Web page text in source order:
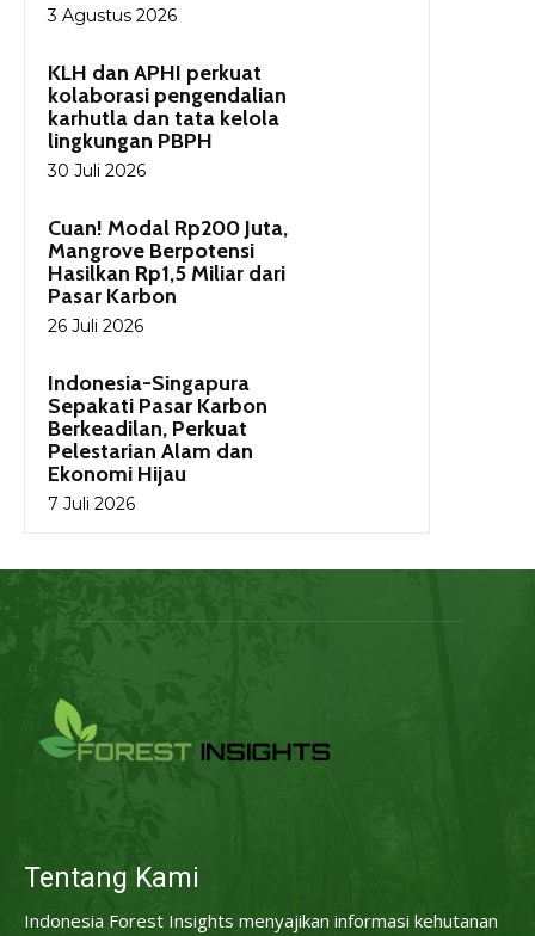
3 Agustus 2026
KLH dan APHI perkuat
kolaborasi pengendalian
karhutla dan tata kelola
lingkungan PBPH
30 Juli 2026
Cuan! Modal Rp200 Juta,
Mangrove Berpotensi
Hasilkan Rp1,5 Miliar dari
Pasar Karbon
26 Juli 2026
Indonesia-Singapura
Sepakati Pasar Karbon
Berkeadilan, Perkuat
Pelestarian Alam dan
Ekonomi Hijau
7 Juli 2026
Tentang Kami
Indonesia Forest Insights menyajikan informasi kehutanan